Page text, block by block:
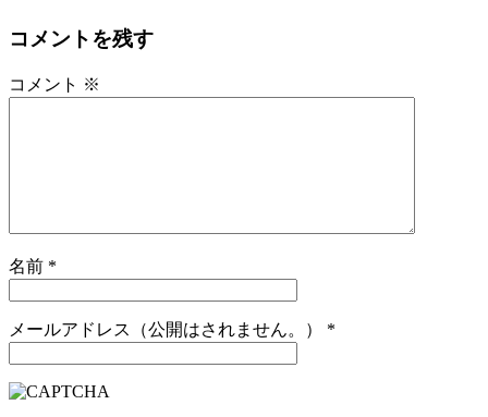
コメントを残す
コメント ※
名前 *
メールアドレス（公開はされません。） *